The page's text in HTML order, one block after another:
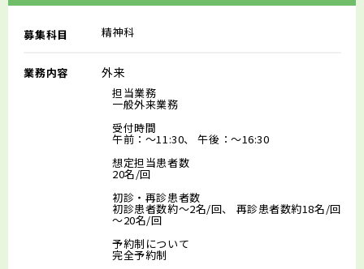
募集科目 精神科
業務内容 外来
担当業務
一般外来業務
受付時間
午前：～11:30、 午後：～16:30
想定担当患者数
20名/回
初診・再診患者数
初診患者数約～2名/回、 再診患者数約18名/回
～20名/回
予約制について
完全予約制